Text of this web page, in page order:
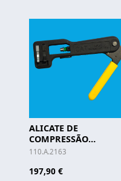
ALICATE DE
COMPRESSÃO
RG59/6/11 TELEVES
110.A.2163
197,90 €